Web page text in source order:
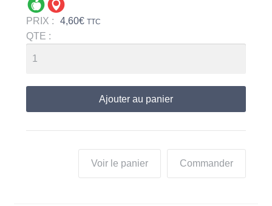
PRIX : 4,60€ TTC
QTE :
Ajouter au panier
Commander
Voir le panier